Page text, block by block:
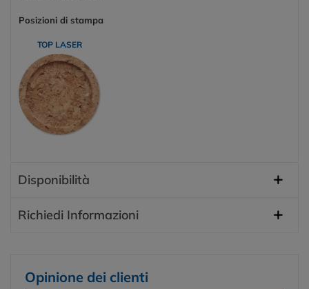
Posizioni di stampa
TOP LASER
Disponibilità
Richiedi Informazioni
Opinione dei clienti